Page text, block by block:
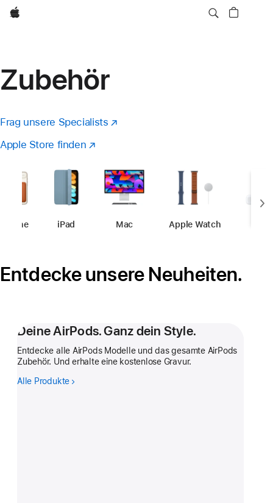
Apple
Zubehör
Frag unsere Specialists (Öffnet
Fenster)
Apple Store finden (öffnet
neues
Fenster)
iPhone- Zubehör
iPad ZubehörMac ZubehörApple Watch
Entdecke unsere Neuheiten.
Deine AirPods. Ganz dein Style.
Entdecke alle AirPods Modelle und das gesamte AirPods
Zubehör. Und erhalte eine kostenlose Gravur.
Alle Produkte -